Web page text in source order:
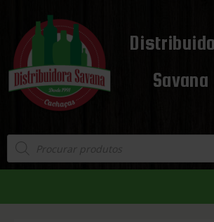
Savana